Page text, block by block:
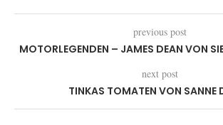
previous post
MOTORLEGENDEN – JAMES DEAN VON
next post
TINKAS TOMATEN VON SANNE